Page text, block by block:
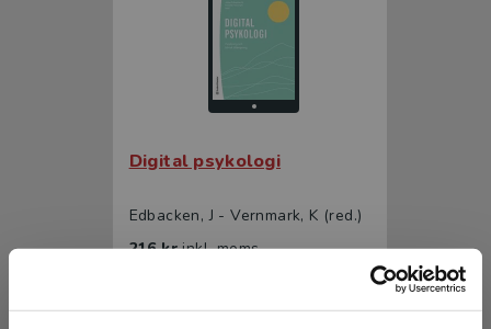
Digital psykologi
Edbacken, J - Vernmark, K (red.)
216 krinkl. moms